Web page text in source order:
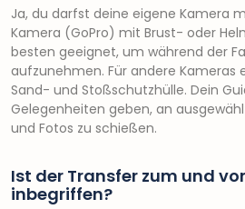
Ja, du darfst deine eigene Kamera
Kamera (GoPro) mit Brust- oder
besten geeignet, um während der
aufzunehmen. Für andere
Sand- und Stoßschutzhülle. Dein
Gelegenheiten geben, an
und Fotos zu schießen.
Ist der Transfer zum und
inbegriffen?